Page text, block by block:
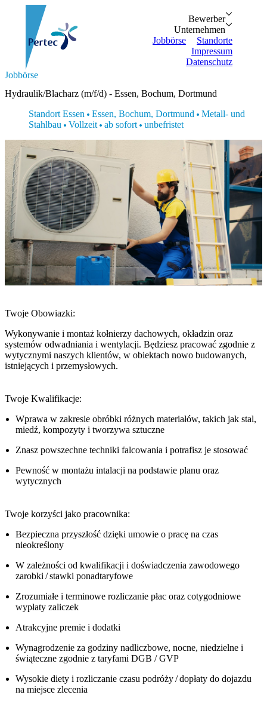
BewerberBewerber
Vorteile
Unternehmen
Unternehmen
Personalanfrage
Jobbörse
Standorte
Impressum
Datenschutz
Suche...
Bewerber
Jobbörse
Standorte
Datenschutz
Zurück
Vorteile
Initiativbewerbung
Zurück
Personalanfrage
Jobbörse
Hydraulik/Blacharz (m/f/d) - Essen, Bochum, Dortmund
Standort Essen
Essen, Bochum, Dortmund
Metall- und
Stahlbau
Vollzeit ab sofort unbefristet
Twoje Obowiazki:
Wykonywanie i montaż kołnierzy dachowych, okładzin oraz
systemów odwadniania i wentylacji. Będziesz pracować zgodnie z
wytycznymi naszych klientów, w obiektach nowo budowanych,
istniejących i przemysłowych.
Twoje Kwalifikacje:
Wprawa w zakresie obróbki różnych materiałów, takich jak stal,
miedź, kompozyty i tworzywa sztuczne
Znasz powszechne techniki falcowania i potrafisz je stosować
Pewność w montażu intalacji na podstawie planu oraz
wytycznych
Twoje korzyści jako pracownika:
Bezpieczna przyszłość dzięki umowie o pracę na czas
nieokreślony
W zależności od kwalifikacji i doświadczenia zawodowego
zarobki / stawki ponadtaryfowe
Zrozumiałe i terminowe rozliczanie płac oraz cotygodniowe
wypłaty zaliczek
Atrakcyjne premie i dodatki
Wynagrodzenie za godziny nadliczbowe, nocne, niedzielne i
świąteczne zgodnie z taryfami DGB / GVP
Wysokie diety i rozliczanie czasu podróży / dopłaty do dojazdu
na miejsce zlecenia